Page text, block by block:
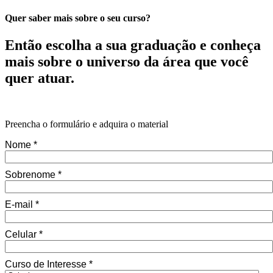
Quer saber mais sobre o seu curso?
Então escolha a sua graduação e conheça
mais sobre o universo da área que você
quer atuar.
Preencha o formulário e adquira o material
Nome *
Sobrenome *
E-mail *
Celular *
Curso de Interesse *